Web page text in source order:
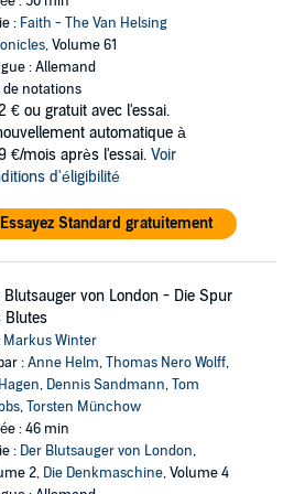
: Faith - The Van Helsing
, Volume 61
: Allemand
de notations
€ ou gratuit avec l'essai.
automatique à
€/mois après l'essai. Voir
d'éligibilité
Essayez Standard gratuitement
Blutsauger von London - Die Spur
Blutes
Markus Winter
:Anne Helm,Thomas Nero Wolff,
, Dennis Sandmann,Tom
,Torsten Münchow
: 46 min
: Der Blutsauger von London,
2, Die Denkmaschine, Volume 4